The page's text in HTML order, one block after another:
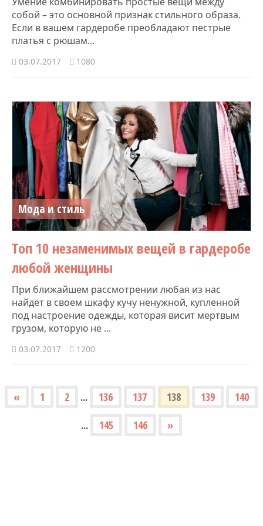
собой – это основной признак стильного образа.
Если в вашем гардеробе преобладают пестрые
платья с рюшам...
03.07.2017 1080
Мода и стиль
Топ 10 незаменимых вещей в гардеробе
любой женщины
При ближайшем рассмотрении любая из нас
найдёт в своем шкафу кучу ненужной, купленной
под настроение одежды, которая висит мертвым
грузом, которую не ...
03.07.2017 1200
« 1 2 ... 136 137 138 139
140
...
145 146 »